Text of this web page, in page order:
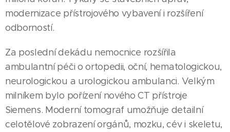
modernizace přístrojového vybavení i rozšíření
odborností.
Za poslední dekádu nemocnice rozšířila
ambulantní péči o ortopedii, oční, hematologickou,
neurologickou a urologickou ambulanci. Velkým
milníkem bylo pořízení nového CT přístroje
Siemens. Moderní tomograf umožňuje detailní
celotělové zobrazení orgánů, mozku, cév i skeletu,